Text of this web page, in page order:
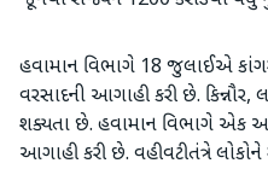
હવામાન વિભાગે 18 જુલાઈએ
વરસાદની આગાહી કરી છે.
શક્યતા છે. હવામાન વિભાગે એક
આગાહી કરી છે. વહીવટીતંત્રે